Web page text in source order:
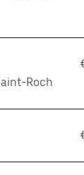
Roch